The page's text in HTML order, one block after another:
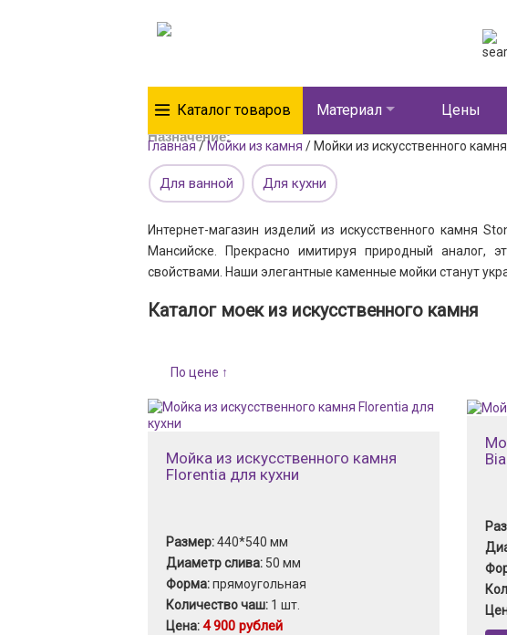
Каталог товаров Материал Цены
Главная/ Мойки из камня / Мойки из искусственного
Назначение:
Для ванной Для кухни
Интернет-магазин изделий из искусственного камня
Мансийске. Прекрасно имитируя природный аналог,
свойствами. Наши элегантные каменные мойки станут
Каталог моек из искусственного камня
По цене ↑
Мойка из искусственного камня
Florentia для кухни
Размер:440*540 мм
Диаметр слива: 50 мм
Форма:прямоугольная
Количество чаш: 1 шт.
Цена:4 900 рублей